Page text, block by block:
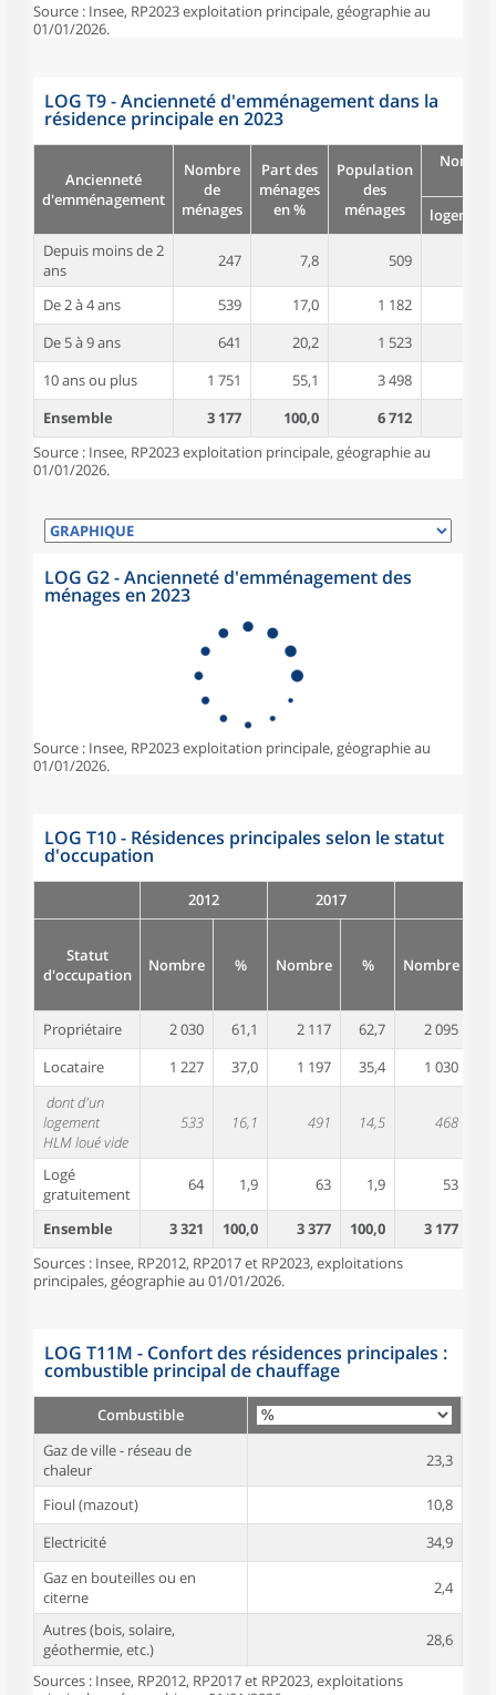
Source : Insee, RP2023 exploitation principale, géographie au
01/01/2026.
LOG T9 - Ancienneté d'emménagement dans la
résidence principale en 2023
Ancienneté
d'emménagement
Nombre
de
ménages
Part des
ménages
en %
Population
des
ménages
logement
Depuis moins de 2
ans
247 7,8 509
De 2 à 4 ans 539 17,0 1 182
De 5 à 9 ans
641 20,2 1 523
10 ans ou plus
1 751 55,1 3 498
Ensemble
3 177 100,0 6 712
Source : Insee, RP2023 exploitation principale, géographie au
01/01/2026.
LOG G2 - Ancienneté d'emménagement des
ménages en 2023
Source : Insee, RP2023 exploitation principale, géographie au
01/01/2026.
LOG T10 - Résidences principales selon le statut
d'occupation
2012 2017
Statut
d'occupation
Nombre % Nombre % Nombre
Propriétaire 2 030 61,1 2 117 62,7 2 095
Locataire
1 227 37,0 1 197 35,4 1 030
dont d'un
logement
HLM loué vide
533 16,1 491 14,5 468
Logé
gratuitement
64 1,9 63 1,9 53
Ensemble 3 321 100,0 3 377 100,0 3 177
Sources : Insee, RP2012, RP2017 et RP2023, exploitations
principales, géographie au 01/01/2026.
LOG T11M - Confort des résidences principales :
combustible principal de chauffage
Combustible
Gaz de ville - réseau de
chaleur
23,3
Fioul (mazout)
10,8
Electricité
34,9
Gaz en bouteilles ou en
citerne
2,4
Autres (bois, solaire,
géothermie, etc.)
28,6
Sources : Insee, RP2012, RP2017 et RP2023, exploitations